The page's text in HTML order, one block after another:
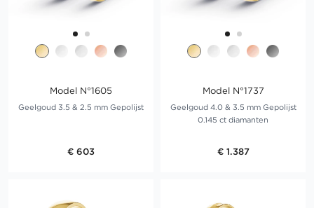
Model N°1605
Geelgoud 3.5 & 2.5 mm Gepolijst
€ 603
Model N°1737
Geelgoud 4.0 & 3.5 mm Gepolijst
0.145 ct diamanten
€ 1.387